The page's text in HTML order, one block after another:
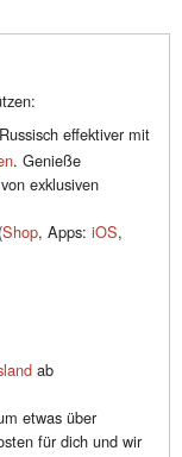
effektiver mit
. Genieße
exklusiven
Shop, Apps: iOS,
ab
etwas über
für dich und wir